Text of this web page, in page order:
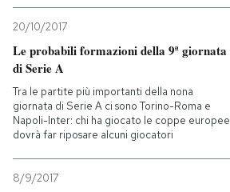
20/10/2017
Le probabili formazioni della 9ª giornata
di Serie A
Tra le partite più importanti della nona
giornata di Serie A ci sono Torino-Roma e
Napoli-Inter: chi ha giocato le coppe europee
dovrà far riposare alcuni giocatori
8/9/2017